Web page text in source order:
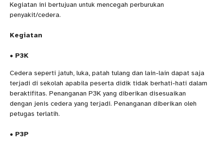
Kegiatan ini bertujuan untuk mencegah perburukan
penyakit/cedera.
Kegiatan
• P3K
Cedera seperti jatuh, luka, patah tulang dan lain-lain dapat saja
terjadi di sekolah apabila peserta didik tidak berhati-hati dalam
beraktifitas. Penanganan P3K yang diberikan disesuaikan
dengan jenis cedera yang terjadi. Penanganan diberikan oleh
petugas terlatih.
• P3P